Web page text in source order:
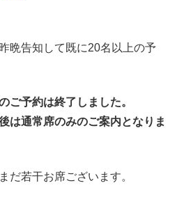
晩告知して既に20名以上の予
ご予約は終了しました。
は通常席のみのご案内となりま
だ若干お席ございます。